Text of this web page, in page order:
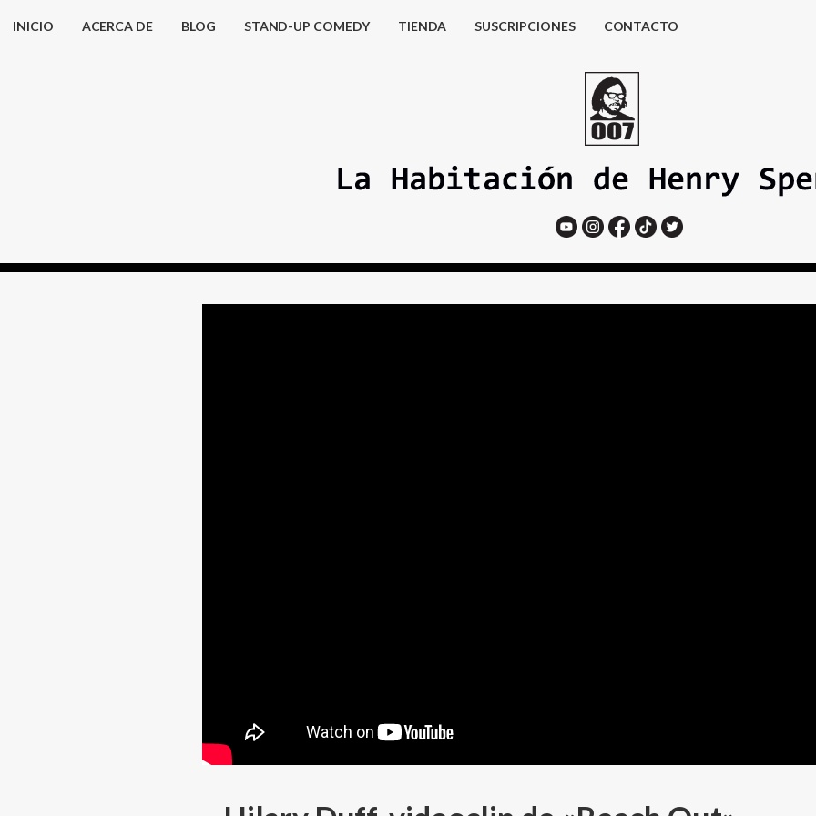
INICIO ACERCA DE BLOG STAND-UP COMEDY TIENDA SUSCRIPCIONES CONTACTO